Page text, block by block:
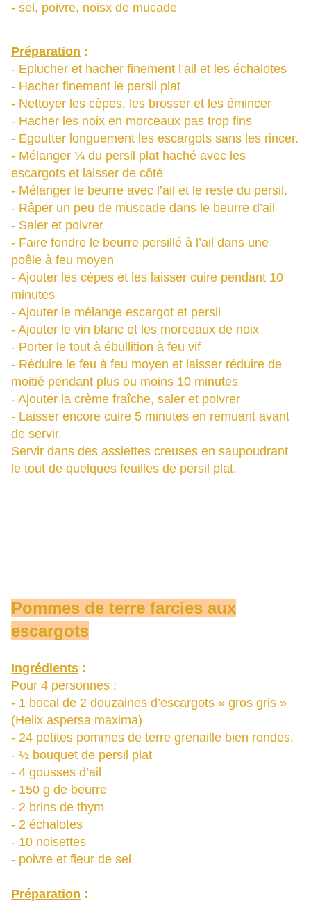
- sel, poivre, noisx de mucade
Préparation :
- Eplucher et hacher finement l’ail et les échalotes
- Hacher finement le persil plat
- Nettoyer les cèpes, les brosser et les émincer
- Hacher les noix en morceaux pas trop fins
- Egoutter longuement les escargots sans les rincer.
- Mélanger ¼ du persil plat haché avec les
escargots et laisser de côté
- Mélanger le beurre avec l’ail et le reste du persil.
- Râper un peu de muscade dans le beurre d’ail
- Saler et poivrer
- Faire fondre le beurre persillé à l’ail dans une
poêle à feu moyen
- Ajouter les cèpes et les laisser cuire pendant 10
minutes
- Ajouter le mélange escargot et persil
- Ajouter le vin blanc et les morceaux de noix
- Porter le tout à ébullition à feu vif
- Réduire le feu à feu moyen et laisser réduire de
moitié pendant plus ou moins 10 minutes
- Ajouter la crème fraîche, saler et poivrer
- Laisser encore cuire 5 minutes en remuant avant
de servir.
Servir dans des assiettes creuses en saupoudrant
le tout de quelques feuilles de persil plat.
Pommes de terre farcies aux
escargots
Ingrédients :
Pour 4 personnes :
- 1 bocal de 2 douzaines d’escargots « gros gris »
(Helix aspersa maxima)
- 24 petites pommes de terre grenaille bien rondes.
- ½ bouquet de persil plat
- 4 gousses d’ail
- 150 g de beurre
- 2 brins de thym
- 2 échalotes
- 10 noisettes
- poivre et fleur de sel
Préparation :